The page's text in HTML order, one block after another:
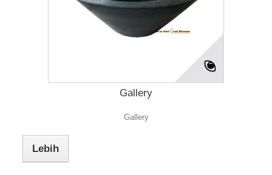
Gallery
Gallery
Lebih